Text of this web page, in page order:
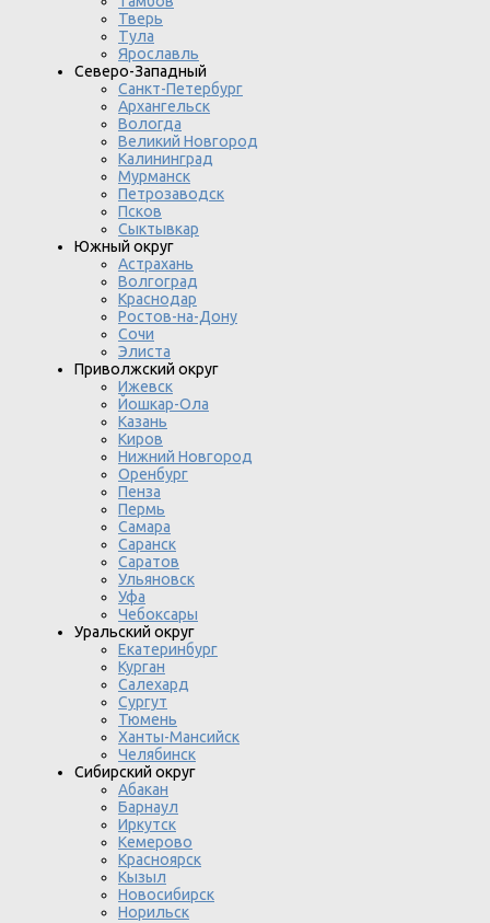
Тверь
Тула
Ярославль
Северо-Западный
Санкт-Петербург
Архангельск
Вологда
Великий Новгород
Калининград
Мурманск
Петрозаводск
Псков
Сыктывкар
Южный округ
Астрахань
Волгоград
Краснодар
Ростов-на-Дону
Сочи
Элиста
Приволжский округ
Ижевск
Йошкар-Ола
Казань
Киров
Нижний Новгород
Оренбург
Пенза
Пермь
Самара
Саранск
Саратов
Ульяновск
Уфа
Чебоксары
Уральский округ
Екатеринбург
Курган
Салехард
Сургут
Тюмень
Ханты-Мансийск
Челябинск
Сибирский округ
Абакан
Барнаул
Иркутск
Кемерово
Красноярск
Кызыл
Новосибирск
Норильск